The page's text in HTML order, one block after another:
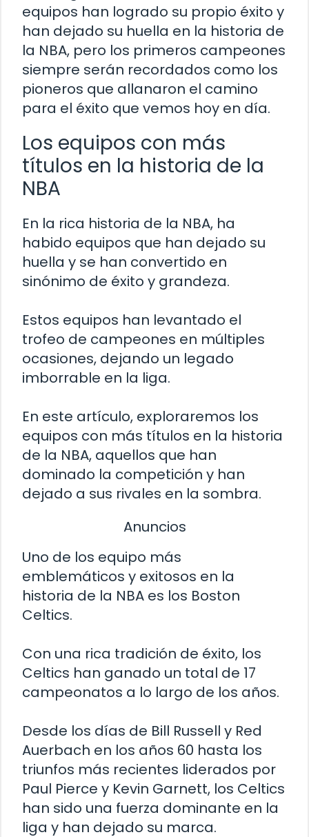
equipos han logrado su propio éxito y
han dejado su huella en la historia de
la NBA, pero los primeros campeones
siempre serán recordados como los
pioneros que allanaron el camino
para el éxito que vemos hoy en día.
Los equipos con más
títulos en la historia de la
NBA
En la rica historia de la NBA, ha
habido equipos que han dejado su
huella y se han convertido en
sinónimo de éxito y grandeza.
Estos equipos han levantado el
trofeo de campeones en múltiples
ocasiones, dejando un legado
imborrable en la liga.
En este artículo, exploraremos los
equipos con más títulos en la historia
de la NBA, aquellos que han
dominado la competición y han
dejado a sus rivales en la sombra.
Anuncios
Uno de los equipo más
emblemáticos y exitosos en la
historia de la NBA es los Boston
Celtics.
Con una rica tradición de éxito, los
Celtics han ganado un total de 17
campeonatos a lo largo de los años.
Desde los días de Bill Russell y Red
Auerbach en los años 60 hasta los
triunfos más recientes liderados por
Paul Pierce y Kevin Garnett, los Celtics
han sido una fuerza dominante en la
liga y han dejado su marca.